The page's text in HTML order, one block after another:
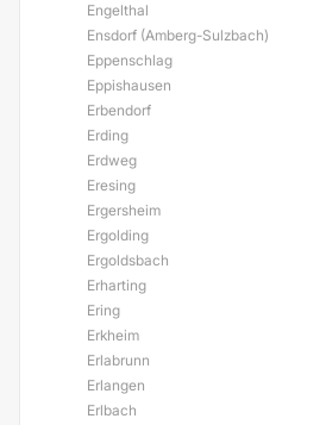
Engelthal
Ensdorf (Amberg-Sulzbach)
Eppenschlag
Eppishausen
Erbendorf
Erding
Erdweg
Eresing
Ergersheim
Ergolding
Ergoldsbach
Erharting
Ering
Erkheim
Erlabrunn
Erlangen
Erlbach